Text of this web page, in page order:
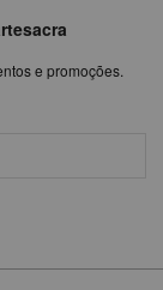
e promoções.